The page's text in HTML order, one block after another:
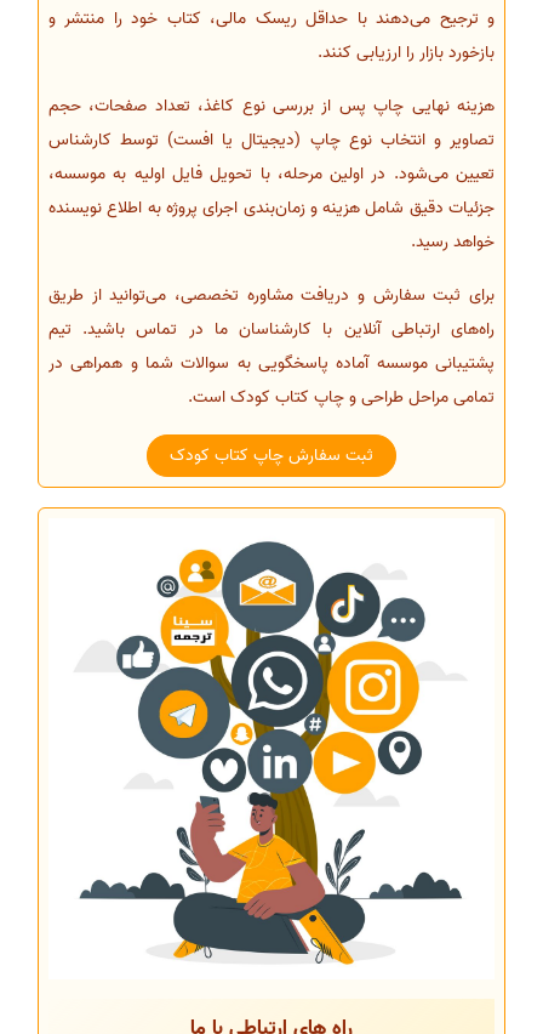
و ترجیح می‌دهند با حداقل ریسک مالی، کتاب خود را منتشر و
بازخورد بازار را ارزیابی کنند.
هزینه نهایی چاپ پس از بررسی نوع کاغذ، تعداد صفحات، حجم
تصاویر و انتخاب نوع چاپ (دیجیتال یا افست) توسط کارشناس
تعیین می‌شود. در اولین مرحله، با تحویل فایل اولیه به موسسه،
جزئیات دقیق شامل هزینه و زمان‌بندی اجرای پروژه به اطلاع نویسنده
خواهد رسید.
برای ثبت سفارش و دریافت مشاوره تخصصی، می‌توانید از طریق
راه‌های ارتباطی آنلاین با کارشناسان ما در تماس باشید. تیم
پشتیبانی موسسه آماده پاسخگویی به سوالات شما و همراهی در
تمامی مراحل طراحی و چاپ کتاب کودک است.
ثبت سفارش چاپ کتاب کودک